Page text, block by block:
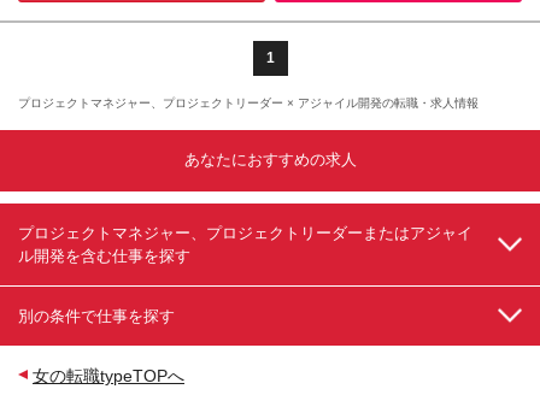
の範囲：会社が定める場所
1
プロジェクトマネジャー、プロジェクトリーダー × アジャイル開発の転職・求人情報
あなたにおすすめの求人
プロジェクトマネジャー、プロジェクトリーダーまたはアジャイ
ル開発を含む仕事を探す
別の条件で仕事を探す
女の転職typeTOPへ